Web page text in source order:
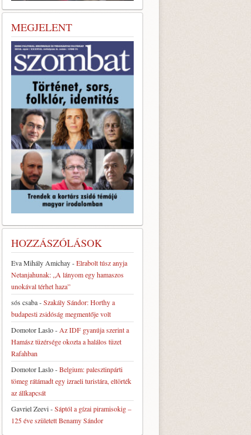
MEGJELENT
HOZZÁSZÓLÁSOK
Eva Mihály Amichay-Elrabolt túsz anyja
Netanjahunak: „A lányom egy hamaszos
unokával térhet haza”
sós csaba-Szakály Sándor: Horthy a
budapesti zsidóság megmentője volt
Domotor Laslo- Az IDF gyanúja szerint a
Hamász tüzérsége okozta a halálos tüzet
Rafahban
Domotor Laslo-Belgium: palesztinpárti
tömeg rátámadt egy izraeli turistára, eltörték
az állkapcsát
Gavriel Zeevi-Sáptól a gízai piramisokig –
125 éve született Benamy Sándor